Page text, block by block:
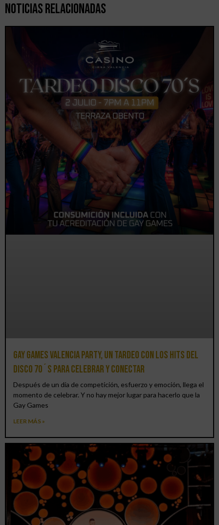
Noticias Relacionadas
Gay Games Valencia Party, un tardeo con los hits del
DISCO 70´S para celebrar y conectar
Después de un día de competición, esfuerzo y emoción, llega el
momento de celebrar. Y no hay mejor lugar para hacerlo que la
Gay Games
LEER MÁS »